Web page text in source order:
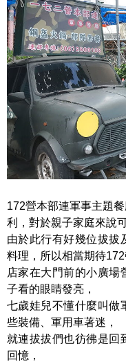
172營本部連軍事主題
利，對於親子家庭來說
由於此行有好幾位拔拔
料理，所以相當期待172
店家在大門前的小廣場
子看的眼睛發亮，
七歲娃兒不懂什麼叫做
些裝備、軍用車著迷，
就連拔拔們也彷彿是回
回憶，